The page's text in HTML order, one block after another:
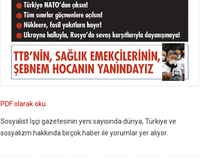
PDF olarak oku
Sosyalist İşçi gazetesinin yeni sayısında dünya, Türkiye ve
sosyalizm hakkında birçok haber ile yorumlar yer alıyor.